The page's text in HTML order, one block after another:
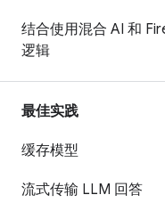
结合使用混合 AI 和
逻辑
最佳实践
缓存模型
流式传输 LLM 回答